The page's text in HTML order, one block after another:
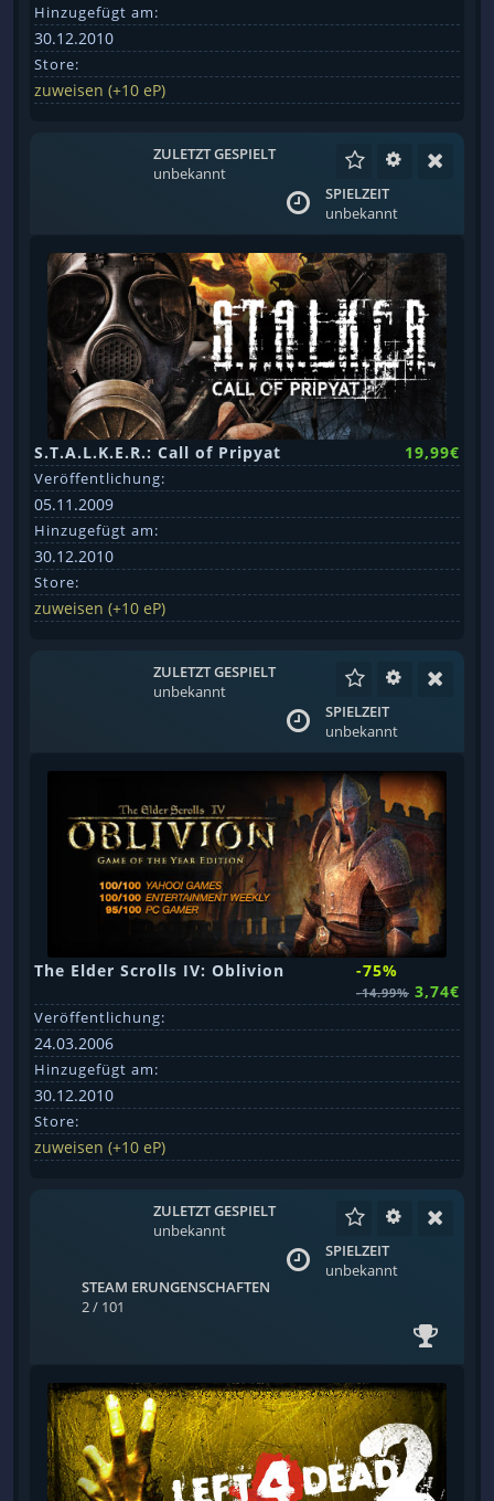
Hinzugefügt am:
30.12.2010
Store:
zuweisen (+10 eP)
ZULETZT GESPIELT
unbekannt
SPIELZEIT
unbekannt
S.T.A.L.K.E.R.: Call of Pripyat 19,99€
Veröffentlichung:
05.11.2009
Hinzugefügt am:
30.12.2010
Store:
zuweisen (+10 eP)
ZULETZT GESPIELT
unbekannt
SPIELZEIT
unbekannt
The Elder Scrolls IV: Oblivion -75%
-14.99% 3,74€
Veröffentlichung:
24.03.2006
Hinzugefügt am:
30.12.2010
Store:
zuweisen (+10 eP)
ZULETZT GESPIELT
unbekannt
SPIELZEIT
unbekannt
STEAM ERUNGENSCHAFTEN
2 / 101